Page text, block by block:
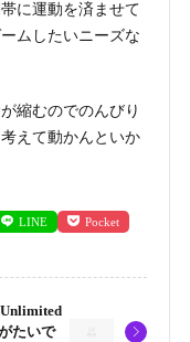
に運動を済ませて
ムしたいニーズな
縮むのでのんびり
えて動かんといか
LINE Pocket
たいで